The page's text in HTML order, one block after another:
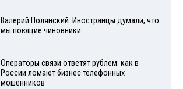
Валерий Полянский: Иностранцы думали, что
мы поющие чиновники
Операторы связи ответят рублем: как в
России ломают бизнес телефонных
мошенников